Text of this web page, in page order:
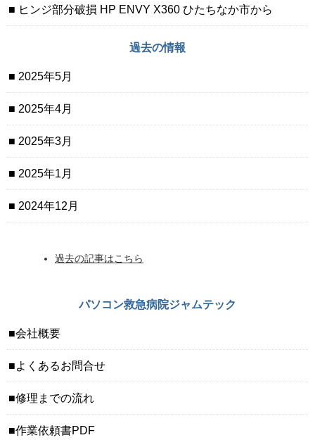
ヒンジ部分破損 HP ENVY X360 ひたちなか市から
過去の情報
2025年5月
2025年4月
2025年3月
2025年1月
2024年12月
過去の記事はこちら
パソコン救急病院ジャムテック
会社概要
よくあるお問合せ
修理までの流れ
作業依頼書PDF